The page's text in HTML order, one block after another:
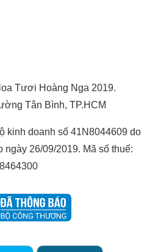
Tươi Hoàng Nga 2019.
Tân Bình, TP.HCM
kinh doanh số 41N8044609 do
ngày 26/09/2019. Mã số thuế: